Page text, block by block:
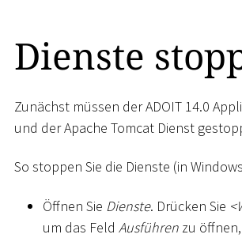
Dienste
Zunächst müssen der ADOIT 14.0
und der Apache Tomcat Dienst
So stoppen Sie die Dienste (in
Öffnen Sie Dienste. Drücken Sie <
um das Feld Ausführen zu